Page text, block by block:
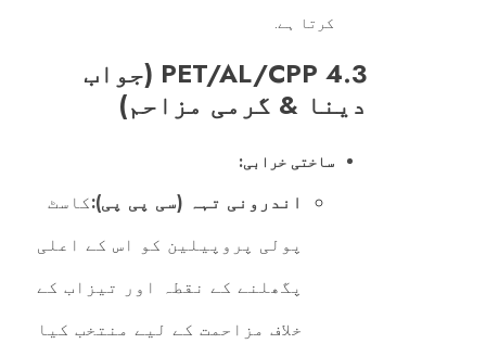
کرتا ہے.
4.3 PET/AL/CPP (جواب
دینا & گرمی مزاحم)
ساختی خرابی:
اندرونی تہہ (سی پی پی):کاسٹ
پولی پروپیلین کو اس کے اعلی
پگھلنے کے نقطہ اور تیزاب کے
خلاف مزاحمت کے لیے منتخب کیا